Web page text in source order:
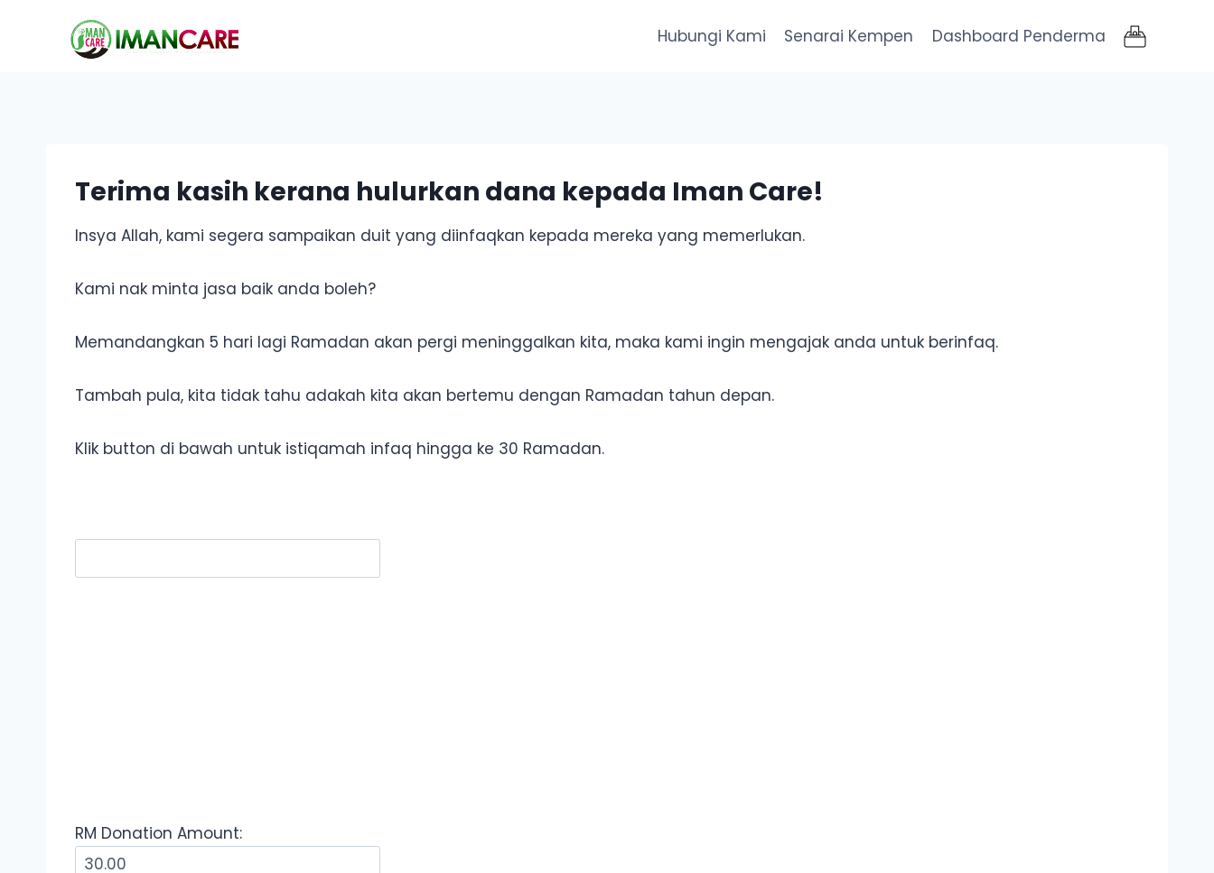
Hubungi Kami Senarai Kempen Dashboard Penderma
Terima kasih kerana hulurkan dana kepada Iman Care!
Insya Allah, kami segera sampaikan duit yang diinfaqkan kepada mereka yang memerlukan.
Kami nak minta jasa baik anda boleh?
Memandangkan 5 hari lagi Ramadan akan pergi meninggalkan kita, maka kami ingin mengajak anda untuk berinfaq.
Tambah pula, kita tidak tahu adakah kita akan bertemu dengan Ramadan tahun depan.
Klik button di bawah untuk istiqamah infaq hingga ke 30 Ramadan.
RM Donation Amount: